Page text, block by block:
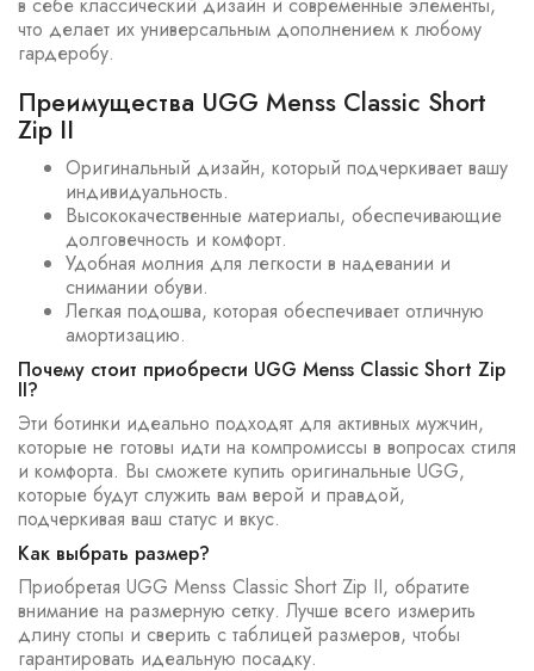
в себе классический дизайн и современные элементы,
что делает их универсальным дополнением к любому
гардеробу.
Преимущества UGG Menss Classic Short
Zip II
Оригинальный дизайн, который подчеркивает вашу
индивидуальность.
Высококачественные материалы, обеспечивающие
долговечность и комфорт.
Удобная молния для легкости в надевании и
снимании обуви.
Легкая подошва, которая обеспечивает отличную
амортизацию.
Почему стоит приобрести UGG Menss Classic Short Zip
II?
Эти ботинки идеально подходят для активных мужчин,
которые не готовы идти на компромиссы в вопросах стиля
и комфорта. Вы сможете купить оригинальные UGG,
которые будут служить вам верой и правдой,
подчеркивая ваш статус и вкус.
Как выбрать размер?
Приобретая UGG Menss Classic Short Zip II, обратите
внимание на размерную сетку. Лучше всего измерить
длину стопы и сверить с таблицей размеров, чтобы
гарантировать идеальную посадку.